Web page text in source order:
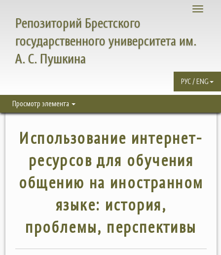
Toggle
Репозиторий Брестского
государственного университета им.
А. С. Пушкина
РУС / ENG
Просмотр элемента
Использование интернет-
ресурсов для обучения
общению на иностранном
языке: история,
проблемы, перспективы